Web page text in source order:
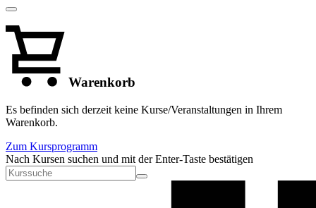
Warenkorb
Es befinden sich derzeit keine Kurse/Veranstaltungen in Ihrem
Warenkorb.
Zum Kursprogramm
Nach Kursen suchen und mit der Enter-Taste bestätigen